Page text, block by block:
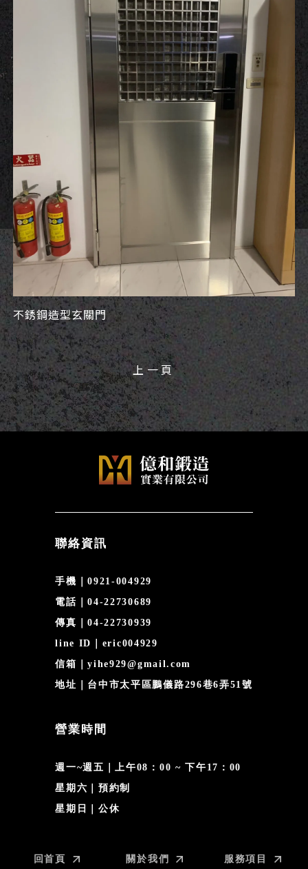
不銹鋼造型玄關門
上一頁
聯絡資訊
手機｜0921-004929
電話｜04-22730689
傳真｜04-22730939
line ID｜eric004929
信箱｜yihe929@gmail.com
地址｜台中市太平區鵬儀路296巷6弄51號
營業時間
週一~週五｜上午08：00 ~ 下午17：00
星期六｜預約制
星期日｜公休
回首頁 關於我們 服務項目